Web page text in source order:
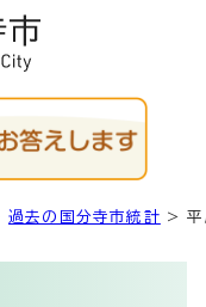
過去の国分寺市統計 >